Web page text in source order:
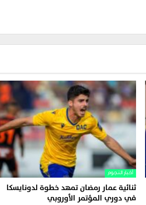
أخبار النجوم
ثنائية عمار رمضان تمهد خطوة لدونايسكا
في دوري المؤتمر الأوروبي